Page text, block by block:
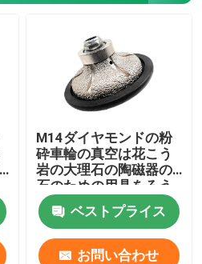
M14ダイヤモンドの粉
砕車輪の真空は花こう
岩の大理石の陶磁器の
石のための用具をろう
付けした
ベストプライス
お問い合わせ